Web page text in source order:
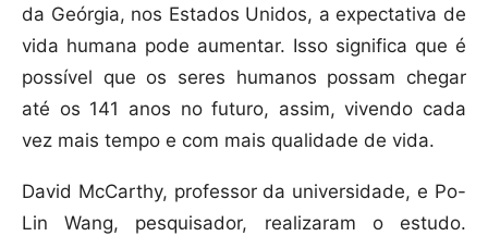
da Geórgia, nos Estados Unidos, a expectativa de
vida humana pode aumentar. Isso significa que é
possível que os seres humanos possam chegar
até os 141 anos no futuro, assim, vivendo cada
vez mais tempo e com mais qualidade de vida.
David McCarthy, professor da universidade, e Po-
Lin Wang, pesquisador, realizaram o estudo.